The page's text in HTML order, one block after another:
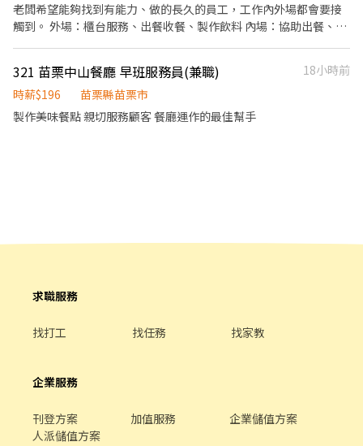
老闆希望能夠找到有能力、做的長久的員工，工作內外場都會要接
觸到。 外場：櫃台服務、出餐收餐、製作飲料 內場：協助出餐、打
321 苗栗中山餐廳 早班服務員(兼職)
18小時前
時薪$196
苗栗縣苗栗市
製作美味餐點 親切服務顧客 餐廳運作的最佳幫手
求職服務
找打工 找任務 找家教
企業服務
刊登方案 加值服務
企業儲值方案
人派儲值方案